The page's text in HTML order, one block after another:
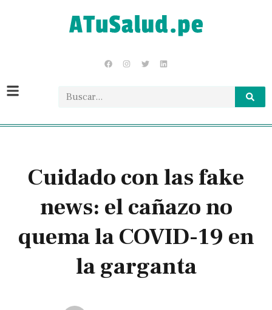
Cuidado con las fake
news: el cañazo no
quema la COVID-19 en
la garganta